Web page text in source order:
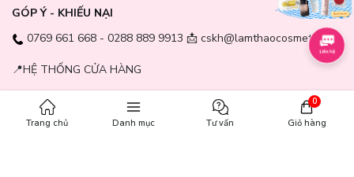
GÓP Ý - KHIẾU NẠI
0769 661 668 - 0288 889 9913 📩 cskh@lamthaocosmetic.vn
📍HỆ THỐNG CỬA HÀNG
VỀ LAM THẢO
Trang chủ Danh mục Tư vấn
0
Giỏ hàng